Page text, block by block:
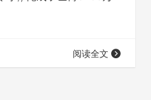
阅读全文